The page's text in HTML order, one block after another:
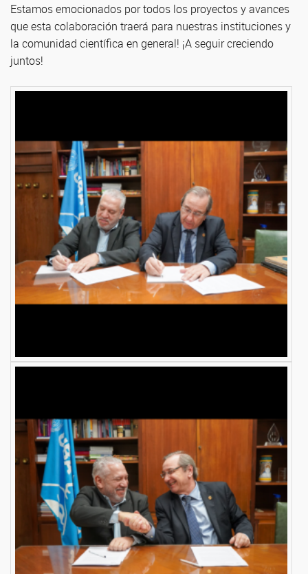
Estamos emocionados por todos los proyectos y avances
que esta colaboración traerá para nuestras instituciones y
la comunidad científica en general! ¡A seguir creciendo
juntos!